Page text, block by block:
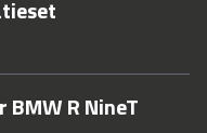
R NineT